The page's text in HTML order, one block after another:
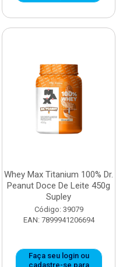
Whey Max Titanium 100% Dr.
Peanut Doce De Leite 450g
Supley
Código: 39079
EAN: 7899941206694
Faça seu login ou
cadastre-se para